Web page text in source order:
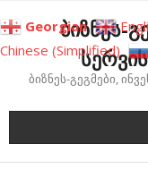
to
content
ბიზნეს-
ბიზნეს-გეგმები,
Georgian
Chinese (Simplified)